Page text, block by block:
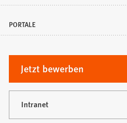
PORTALE
Jetzt bewerben
(Öffnet
in
einem
neuen
Tab)
Intranet
(Öffnet